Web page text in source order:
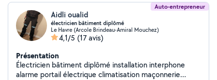
Auto-entrepreneur
Aidli oualid
électricien bâtiment diplômé
Le Havre (Arcole Brindeau-Amiral Mouchez)
4,1/5 (17 avis)
Présentation
Électricien bâtiment diplômé installation interphone
alarme portail électrique climatisation maçonnerie